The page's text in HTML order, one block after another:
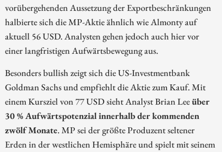
vorübergehenden Aussetzung der Exportbeschränkungen
halbierte sich die MP-Aktie ähnlich wie Almonty auf
aktuell 56 USD. Analysten gehen jedoch auch hier vor
einer langfristigen Aufwärtsbewegung aus.
Besonders bullish zeigt sich die US-Investmentbank
Goldman Sachs und empfiehlt die Aktie zum Kauf. Mit
einem Kursziel von 77 USD sieht Analyst Brian Leeüber
30 % Aufwärtspotenzial innerhalb der kommenden
zwölf Monate. MP sei der größte Produzent seltener
Erden in der westlichen Hemisphäre und spielt mit seinem